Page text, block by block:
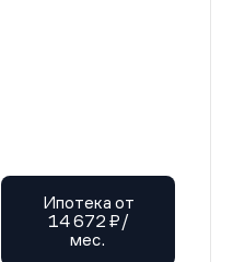
Ипотека от
14 672 ₽/
мес.